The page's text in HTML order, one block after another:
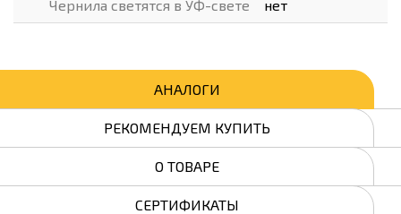
Чернила светятся в УФ-свете нет
АНАЛОГИ
РЕКОМЕНДУЕМ КУПИТЬ
О ТОВАРЕ
СЕРТИФИКАТЫ